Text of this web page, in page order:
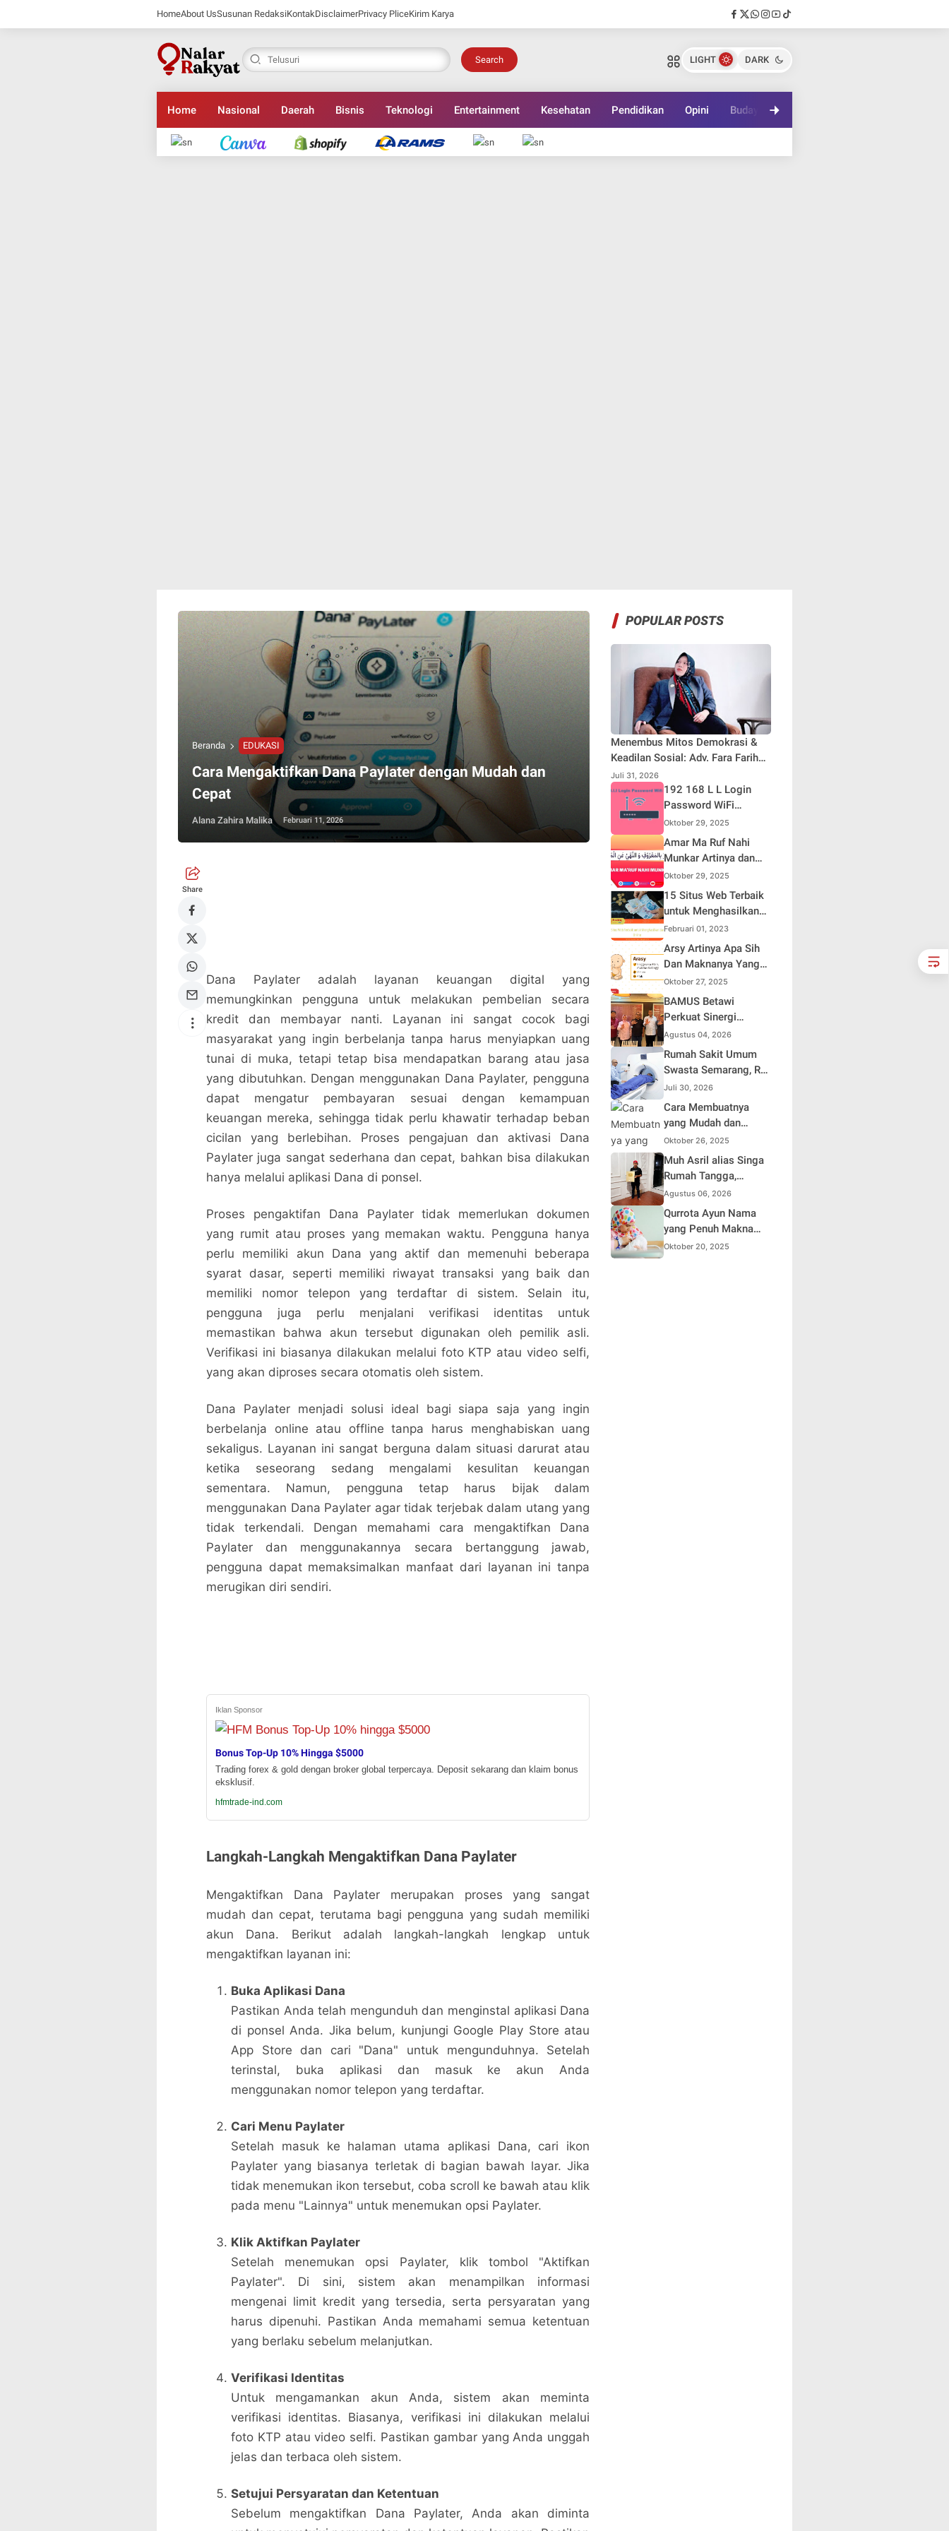
HomeAbout UsSusunan RedaksiKontakDisclaimerPrivacy PliceKirim Karya
Search LIGHT DARK
Home Nasional Daerah Bisnis Teknologi Entertainment Kesehatan Pendidikan Opini Budaya
Beranda EDUKASI
Cara Mengaktifkan Dana Paylater dengan Mudah dan
Cepat
Alana Zahira Malika Februari 11, 2026
Share
Cara Mengaktifkan Dana Paylater dengan Mudah
dan Cepat
Nalarrakyat.com - Media Kritis
Bagikan ke media lain
Dana Paylater adalah layanan keuangan digital yang
memungkinkan pengguna untuk melakukan pembelian secara
kredit dan membayar nanti. Layanan ini sangat cocok bagi
masyarakat yang ingin berbelanja tanpa harus menyiapkan uang
tunai di muka, tetapi tetap bisa mendapatkan barang atau jasa
yang dibutuhkan. Dengan menggunakan Dana Paylater, pengguna
dapat mengatur pembayaran sesuai dengan kemampuan
keuangan mereka, sehingga tidak perlu khawatir terhadap beban
cicilan yang berlebihan. Proses pengajuan dan aktivasi Dana
Paylater juga sangat sederhana dan cepat, bahkan bisa dilakukan
hanya melalui aplikasi Dana di ponsel.
Proses pengaktifan Dana Paylater tidak memerlukan dokumen
yang rumit atau proses yang memakan waktu. Pengguna hanya
perlu memiliki akun Dana yang aktif dan memenuhi beberapa
syarat dasar, seperti memiliki riwayat transaksi yang baik dan
memiliki nomor telepon yang terdaftar di sistem. Selain itu,
pengguna juga perlu menjalani verifikasi identitas untuk
memastikan bahwa akun tersebut digunakan oleh pemilik asli.
Verifikasi ini biasanya dilakukan melalui foto KTP atau video selfi,
yang akan diproses secara otomatis oleh sistem.
Dana Paylater menjadi solusi ideal bagi siapa saja yang ingin
berbelanja online atau offline tanpa harus menghabiskan uang
sekaligus. Layanan ini sangat berguna dalam situasi darurat atau
ketika seseorang sedang mengalami kesulitan keuangan
sementara. Namun, pengguna tetap harus bijak dalam
menggunakan Dana Paylater agar tidak terjebak dalam utang yang
tidak terkendali. Dengan memahami cara mengaktifkan Dana
Paylater dan menggunakannya secara bertanggung jawab,
pengguna dapat memaksimalkan manfaat dari layanan ini tanpa
merugikan diri sendiri.
Iklan Sponsor
Bonus Top-Up 10% Hingga $5000
Trading forex & gold dengan broker global terpercaya. Deposit sekarang dan klaim bonus
eksklusif.
hfmtrade-ind.com
Langkah-Langkah Mengaktifkan Dana Paylater
Mengaktifkan Dana Paylater merupakan proses yang sangat
mudah dan cepat, terutama bagi pengguna yang sudah memiliki
akun Dana. Berikut adalah langkah-langkah lengkap untuk
mengaktifkan layanan ini:
Buka Aplikasi Dana
Pastikan Anda telah mengunduh dan menginstal aplikasi Dana
di ponsel Anda. Jika belum, kunjungi Google Play Store atau
App Store dan cari "Dana" untuk mengunduhnya. Setelah
terinstal, buka aplikasi dan masuk ke akun Anda
menggunakan nomor telepon yang terdaftar.
Cari Menu Paylater
Setelah masuk ke halaman utama aplikasi Dana, cari ikon
Paylater yang biasanya terletak di bagian bawah layar. Jika
tidak menemukan ikon tersebut, coba scroll ke bawah atau klik
pada menu "Lainnya" untuk menemukan opsi Paylater.
Klik Aktifkan Paylater
Setelah menemukan opsi Paylater, klik tombol "Aktifkan
Paylater". Di sini, sistem akan menampilkan informasi
mengenai limit kredit yang tersedia, serta persyaratan yang
harus dipenuhi. Pastikan Anda memahami semua ketentuan
yang berlaku sebelum melanjutkan.
Verifikasi Identitas
Untuk mengamankan akun Anda, sistem akan meminta
verifikasi identitas. Biasanya, verifikasi ini dilakukan melalui
foto KTP atau video selfi. Pastikan gambar yang Anda unggah
jelas dan terbaca oleh sistem.
Setujui Persyaratan dan Ketentuan
Sebelum mengaktifkan Dana Paylater, Anda akan diminta
Cara Mengaktifkan Dana Paylater dengan Mudah
dan Cepat
Nalarrakyat.com - Media Kritis
Bagikan ke media lain
POPULAR POSTS
Menembus Mitos Demokrasi &
Keadilan Sosial: Adv. Fara Fariha
Rodliyana Soroti Distorsi Simpati
Publik dan Aksi Main Hakim
Sendiri
Juli 31, 2026
192 168 L L Login
Password WiFi
Indihome Terbaru
2025
Oktober 29, 2025
Amar Ma Ruf Nahi
Munkar Artinya dan
Maknanya dalam
Islam
Oktober 29, 2025
15 Situs Web Terbaik
untuk Menghasilkan
Uang Online
Februari 01, 2023
Arsy Artinya Apa Sih
Dan Maknanya Yang
Mendalam
Oktober 27, 2025
BAMUS Betawi
Perkuat Sinergi
dengan Polda Metro
Jaya, Tegaskan
Komitmen Menjaga
Jakarta Aman, Damai,
dan Kondusif Jelang
HUT ke-81 Republik
Indonesia
Agustus 04, 2026
Rumah Sakit Umum
Swasta Semarang, RS
Samsoe Hidajat
Perluas Layanan
Kesehatan
Juli 30, 2026
Cara Membuatnya
yang Mudah dan
Efisien untuk Pemula
Oktober 26, 2025
Muh Asril alias Singa
Rumah Tangga,
Kreator Kocak yang
Jago Bikin Kisah
Suami Takut Istri Jadi
Hiburan
Agustus 06, 2026
Qurrota Ayun Nama
yang Penuh Makna
dalam Kehidupan
Oktober 20, 2025